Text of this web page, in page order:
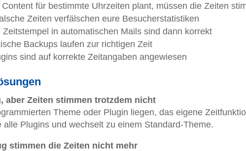
für bestimmte Uhrzeiten plant, müssen die Zeiten
Zeiten verfälschen eure Besucherstatistiken
Zeitstempel in automatischen Mails sind dann korrekt
Backups laufen zur richtigen Zeit
sind auf korrekte Zeitangaben angewiesen
aber Zeiten stimmen trotzdem nicht
Theme oder Plugin liegen, das eigene
Plugins und wechselt zu einem Standard-Theme.
stimmen die Zeiten nicht mehr